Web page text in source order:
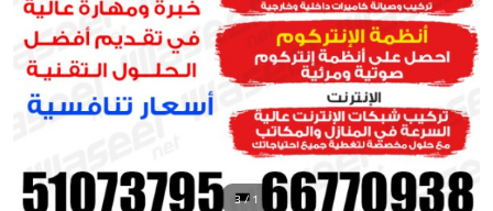
1 / 3